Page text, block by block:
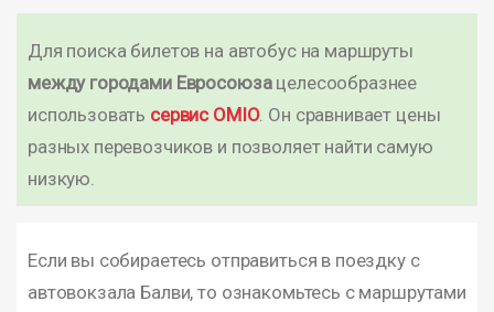
Для поиска билетов на автобус на маршруты
между городами Евросоюзацелесообразнее
использовать сервис OMIO. Он сравнивает цены
разных перевозчиков и позволяет найти самую
низкую.
Если вы собираетесь отправиться в поездку с
автовокзала Балви, то ознакомьтесь с маршрутами